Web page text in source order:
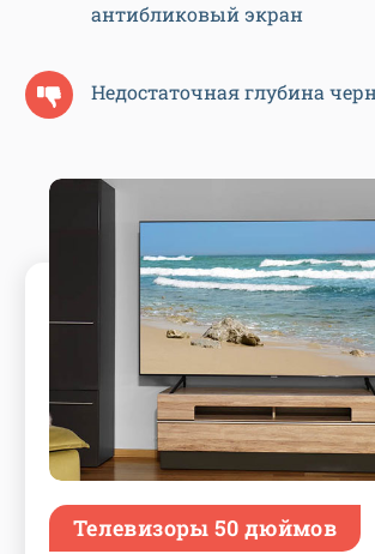
антибликовый экран
Недостаточная глубина
Телевизоры 50 дюймов